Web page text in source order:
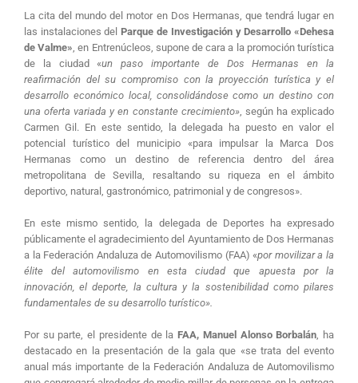
La cita del mundo del motor en Dos Hermanas, que tendrá lugar en
las instalaciones delParque de Investigación y Desarrollo «Dehesa
de Valme», en Entrenúcleos, supone de cara a la promoción turística
de la ciudad «un paso importante de Dos Hermanas en la
reafirmación del su compromiso con la proyección turística y el
desarrollo económico local, consolidándose como un destino con
una oferta variada y en constante crecimiento», según ha explicado
Carmen Gil. En este sentido, la delegada ha puesto en valor el
potencial turístico del municipio «para impulsar la Marca Dos
Hermanas como un destino de referencia dentro del área
metropolitana de Sevilla, resaltando su riqueza en el ámbito
deportivo, natural, gastronómico, patrimonial y de congresos».
En este mismo sentido, la delegada de Deportes ha expresado
públicamente el agradecimiento del Ayuntamiento de Dos Hermanas
a la Federación Andaluza de Automovilismo (FAA) «por movilizar a la
élite del automovilismo en esta ciudad que apuesta por la
innovación, el deporte, la cultura y la sostenibilidad como pilares
fundamentales de su desarrollo turístico».
Por su parte, el presidente de laFAA, Manuel Alonso Borbalán, ha
destacado en la presentación de la gala que «se trata del evento
anual más importante de la Federación Andaluza de Automovilismo